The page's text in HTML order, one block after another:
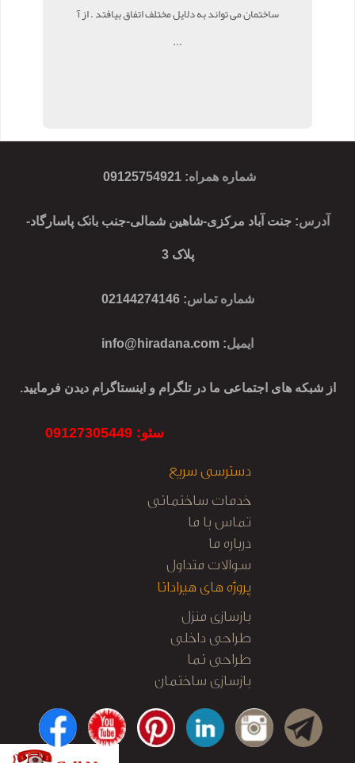
ساختمان می تواند به دلایل مختلف اتفاق بیافتد . از آ
...
شماره همراه:
09125754921
آدرس: جنت آباد مرکزی-شاهین شمالی-جنب بانک پاسارگاد-
پلاک 3
شماره تماس: 02144274146
ایمیل:
info@hiradana.com
از شبکه های اجتماعی ما در تلگرام و اینستاگرام دیدن فرمایید.
سئو: 09127305449
دسترسی سریع
خدمات ساختمانی
تماس با ما
درباره ما
سوالات متداول
پروژه های هیرادانا
بازسازی منزل
طراحی داخلی
طراحی نما
بازسازی ساختمان
نظارت و اجرا